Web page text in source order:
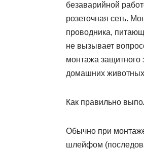
безаварийной
розеточная сеть.
проводника,
не вызывает
монтажа защитного
домашних животных
Как правильно
Обычно при
шлейфом